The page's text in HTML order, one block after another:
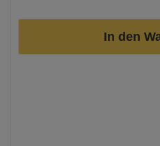
In den